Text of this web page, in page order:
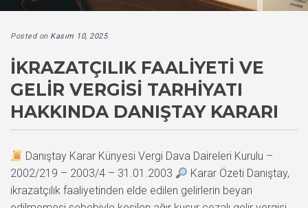
Posted on Kasım 10, 2025
İKRAZATÇILIK FAALIYETI VE
GELIR VERGISI TARHIYATI
HAKKINDA DANIŞTAY KARARI
Danıştay Karar Künyesi Vergi Dava Daireleri Kurulu –
2002/219 – 2003/4 – 31.01.2003
Karar Özeti Danıştay,
ikrazatçılık faaliyetinden elde edilen gelirlerin beyan